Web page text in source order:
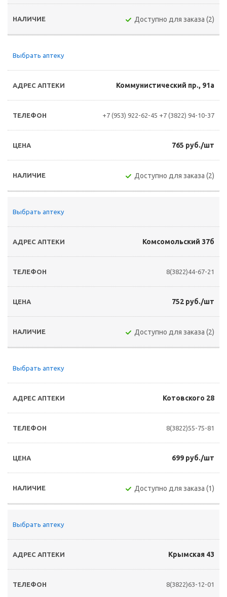
Доступно для заказа (2)
Выбрать аптеку
Коммунистический пр., 91а
+7 (953) 922-62-45 +7 (3822) 94-10-37
765 руб./шт
Доступно для заказа (2)
Выбрать аптеку
Комсомольский 37б
8(3822)44-67-21
752 руб./шт
Доступно для заказа (2)
Выбрать аптеку
Котовского 28
8(3822)55-75-81
699 руб./шт
Доступно для заказа (1)
Выбрать аптеку
Крымская 43
8(3822)63-12-01